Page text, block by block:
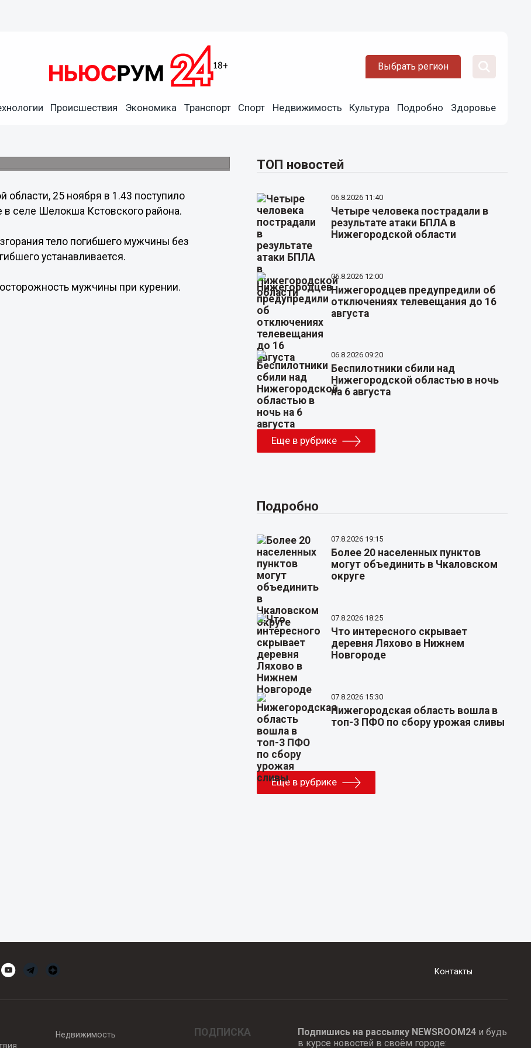
Выбрать регион
Происшествия Экономика Транспорт Спорт Недвижимость Культура Подробно Здоровье
25 ноября в 1.43 поступило
селе Шелокша Кстовского района.
тело погибшего мужчины без
устанавливается.
мужчины при курении.
ТОП новостей
06.8.2026 11:40
Четыре человека пострадали в
результате атаки БПЛА в
Нижегородской области
06.8.2026 12:00
Нижегородцев предупредили об
отключениях телевещания до 16
августа
06.8.2026 09:20
Беспилотники сбили над
Нижегородской областью в ночь
на 6 августа
Еще в рубрике
Подробно
07.8.2026 19:15
Более 20 населенных пунктов
могут объединить в Чкаловском
округе
07.8.2026 18:25
Что интересного скрывает
деревня Ляхово в Нижнем
Новгороде
07.8.2026 15:30
Нижегородская область вошла в
топ-3 ПФО по сбору урожая сливы
Еще в рубрике
Контакты
Недвижимость ПОДПИСКА Подпишись на рассылку NEWSROOM24и будь
в курсе новостей в своём городе: